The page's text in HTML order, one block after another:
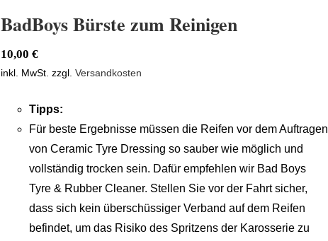
BadBoys Bürste zum Reinigen
10,00 €
inkl. MwSt. zzgl. Versandkosten
Tipps:
Für beste Ergebnisse müssen die Reifen vor dem Auftragen
von Ceramic Tyre Dressing so sauber wie möglich und
vollständig trocken sein. Dafür empfehlen wir Bad Boys
Tyre & Rubber Cleaner. Stellen Sie vor der Fahrt sicher,
dass sich kein überschüssiger Verband auf dem Reifen
befindet, um das Risiko des Spritzens der Karosserie zu